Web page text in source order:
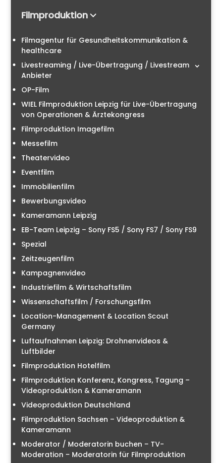
Filmproduktion
Filmagentur für Gesundheitskommunikation &
healthcare
Livestreaming / Live-Übertragung / Livestream
Anbieter
OP-Film
WIEL Filmproduktion Leipzig für Live-Übertragung
von Operationen & Ärztekongress
Filmproduktion Imagefilm
Messefilm
Theatervideo
Eventfilm
Immobilienfilm
Bewerbungsvideo
Kameramann Leipzig
EB-Team Leipzig – Sony FS5 / Sony FS7 / Sony FS9
Spezial
Zeitzeugenfilm
Kampagnenvideo
Industriefilm & Wirtschaftsfilm
Wissenschaftsfilm / Forschungsfilm
Location-Management & Location Scout
Germany
Luftaufnahmen Leipzig: Drohnenvideos &
Luftbilder
Filmproduktion Hotelfilm
Filmproduktion Konferenz, Kongress, Tagung –
Videoproduktion & Kameramann
Videoproduktion Deutschland
Filmproduktion Sachsen – Videoproduktion &
Kameramann
Moderator / Moderatorin buchen – TV-
Moderation – Moderatorin für Filmproduktion